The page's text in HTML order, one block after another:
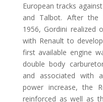
European tracks
and Talbot. After the
1956, Gordini realized
with Renault to
first available engine
double body
and associated with
power increase, the
reinforced as well as